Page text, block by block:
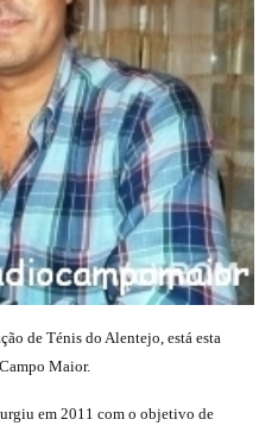
de Ténis do Alentejo, está esta
Campo Maior.
em 2011 com o objetivo de